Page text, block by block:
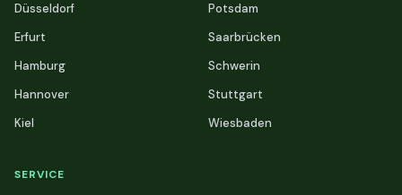
Düsseldorf
Erfurt
Hamburg
Hannover
Kiel
Potsdam
Saarbrücken
Schwerin
Stuttgart
Wiesbaden
SERVICE